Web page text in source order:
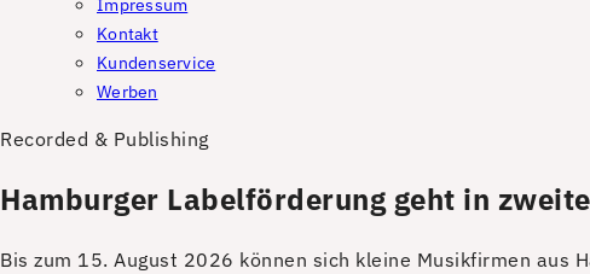
Impressum
Kontakt
Kundenservice
Werben
Recorded & Publishing
Hamburger Labelförderung geht in
Bis zum 15. August 2026 können sich kleine Musikfirmen aus